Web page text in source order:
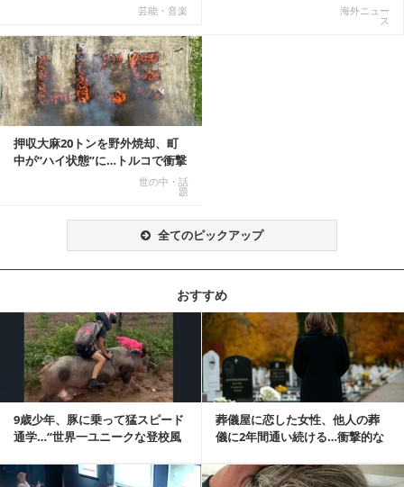
芸能・音楽 海外ニュー
ス
押収大麻20トンを野外焼却、町
中が“ハイ状態”に…トルコで衝撃
世の中・話
題
全てのピックアップ
おすすめ
9歳少年、豚に乗って猛スピード
通学…“世界一ユニークな登校風
葬儀屋に恋した女性、他人の葬
儀に2年間通い続ける…衝撃的な
記事を読む
記事を読む